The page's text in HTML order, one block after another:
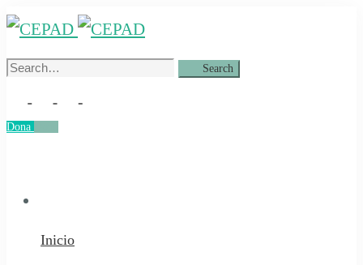
Search
Search
Dona
Inicio